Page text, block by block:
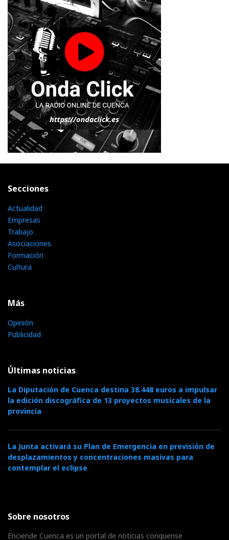
Secciones
Actualidad
Empresas
Trabajo
Asociaciones
Formación
Cultura
Más
Opinión
Publicidad
Últimas noticias
La Diputación de Cuenca destina 38.448 euros a impulsar
la edición discográfica de 13 proyectos musicales de la
provincia
La Junta activará su Plan de Emergencia en previsión de
desplazamientos y concentraciones masivas para
contemplar el eclipse
Sobre nosotros
Enciende Cuenca es un portal de noticias conquense